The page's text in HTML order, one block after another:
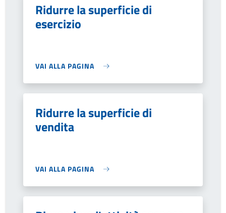
Ridurre la superficie di
esercizio
VAI ALLA PAGINA
Ridurre la superficie di
vendita
VAI ALLA PAGINA